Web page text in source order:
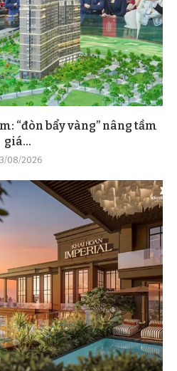
“đòn bẩy vàng” nâng tầm
giá...
08/2026